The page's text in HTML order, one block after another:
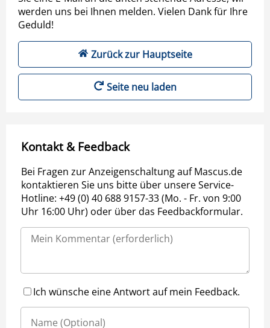
werden uns bei Ihnen melden. Vielen Dank für Ihre
Geduld!
Zurück zur Hauptseite
Seite neu laden
Kontakt & Feedback
Bei Fragen zur Anzeigenschaltung auf Mascus.de
kontaktieren Sie uns bitte über unsere Service-
Hotline: +49 (0) 40 688 9157-33 (Mo. - Fr. von 9:00
Uhr 16:00 Uhr) oder über das Feedbackformular.
Ich wünsche eine Antwort auf mein Feedback.